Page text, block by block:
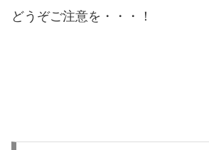
どうぞご注意を・・・！